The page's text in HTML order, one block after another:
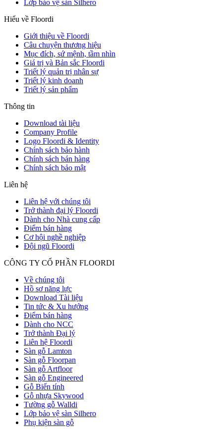
Lớp bảo vệ sàn Silhero
Hiểu về Floordi
Giới thiệu về Floordi
Câu chuyện thương hiệu
Mục đích, sứ mệnh, tầm nhìn
Giá trị và Bản sắc Floordi
Triết lý quản trị nhân sự
Triết lý kinh doanh
Triết lý sản phẩm
Thông tin
Download tài liệu
Company Profile
Logo Floordi & Identity
Chính sách bảo hành
Chính sách bán hàng
Chính sách bảo mật
Liên hệ
Liên hệ với chúng tôi
Trở thành đại lý Floordi
Dành cho Nhà cung cấp
Điểm bán hàng
Cơ hội nghề nghiệp
Đội ngũ Floordi
CÔNG TY CỔ PHẦN FLOORDI
Về chúng tôi
Hồ sơ năng lực
Download Tài liệu
Tin tức & Xu hướng
Điểm bán hàng
Dành cho NCC
Trở thành Đại lý
Liên hệ Floordi
Sàn gỗ Lamton
Sàn gỗ Floorpan
Sàn gỗ Artfloor
Sàn gỗ Engineered
Gỗ Biến tính
Gỗ nhựa Skywood
Tường gỗ Walldi
Lớp bảo vệ sàn Silhero
Phụ kiện sàn gỗ